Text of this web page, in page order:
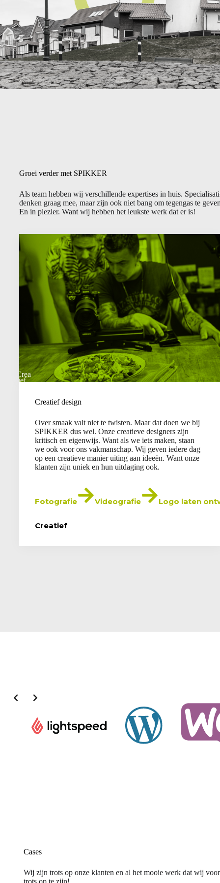
Groei verder met SPIKKER
Als team hebben wij verschillende expertises in huis.
denken graag mee, maar zijn ook niet bang om tegengas te
En in plezier. Want wij hebben het leukste werk dat er is!
Crea
tief
Creatief design
Over smaak valt niet te twisten. Maar dat doen we bij
SPIKKER dus wel. Onze creatieve designers zijn
kritisch en eigenwijs. Want als we iets maken, staan
we ook voor ons vakmanschap. Wij geven iedere dag
op een creatieve manier uiting aan ideeën. Want onze
klanten zijn uniek en hun uitdaging ook.
Fotografie Videografie Logo laten
Creatief
Cases
Wij zijn trots op onze klanten en al het mooie werk dat wij
trots op te zijn!